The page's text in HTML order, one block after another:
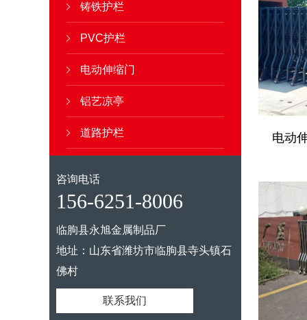
铸铁护栏
PVC护栏
电动伸缩门
铝艺凉亭
道路护栏
咨询电话
156-6251-8006
临朐县永旭金属制品厂
地址：山东省潍坊市临朐县寺头镇石
佛村
联系我们
电动